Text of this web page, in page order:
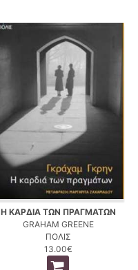
Η ΚΑΡΔΙΑ ΤΩΝ ΠΡΑΓΜΑΤΩΝ
GRAHAM GREENE
ΠΟΛΙΣ
13.00€